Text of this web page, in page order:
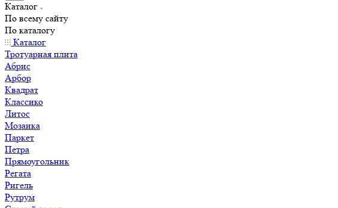
Каталог
По всему сайту
По каталогу
Каталог
Тротуарная плита
Абрис
Арбор
Квадрат
Классико
Литос
Мозаика
Паркет
Петра
Прямоугольник
Регата
Ригель
Рутрум